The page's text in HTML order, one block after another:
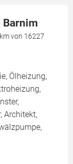
Barnim
von 16227
Ölheizung,
Architekt,